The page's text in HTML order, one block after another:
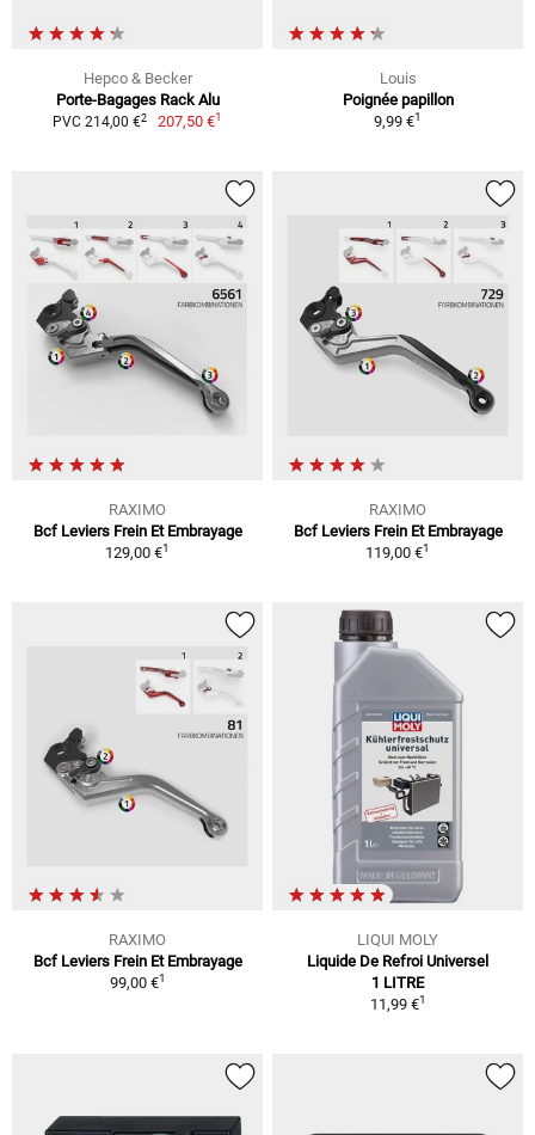
Hepco & Becker
Porte-Bagages Rack Alu
PVC 214,00 €2 207,50 €1
Louis
Poignée papillon
9,99 €1
RAXIMO
Bcf Leviers Frein Et Embrayage
129,00 €1
RAXIMO
Bcf Leviers Frein Et Embrayage
119,00 €1
RAXIMO
Bcf Leviers Frein Et Embrayage
99,00 €1
LIQUI MOLY
Liquide De Refroi Universel
1 LITRE
11,99 €1